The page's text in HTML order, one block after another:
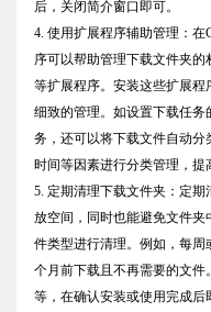
后，关闭简介窗口即可。
4. 使用扩展程序辅助管理：在
序可以帮助管理下载文件夹的
等扩展程序。安装这些扩展
细致的管理。如设置下载任
务，还可以将下载文件自动
时间等因素进行分类管理，提
5. 定期清理下载文件夹：定
放空间，同时也能避免文件
件类型进行清理。例如，每
个月前下载且不再需要的文
等，在确认安装或使用完成后